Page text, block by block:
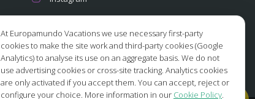
Youtube
At Europamundo Vacations we use necessary first-party
cookies to make the site work and third-party cookies (Google
Analytics) to analyse its use on an aggregate basis. We do not
use advertising cookies or cross-site tracking. Analytics cookies
are only activated if you accept them. You can accept, reject or
configure your choice. More information in our Cookie Policy.